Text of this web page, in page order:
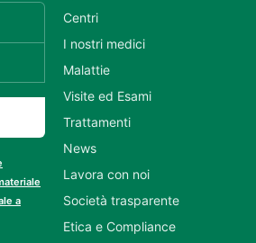
a
Centri
I nostri medici
Malattie
Visite ed Esami
Trattamenti
News
Lavora con noi
Società trasparente
Etica e Compliance